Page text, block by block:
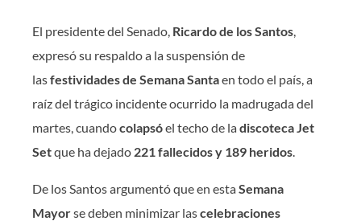
El presidente del Senado, Ricardo de los Santos,
expresó su respaldo a la suspensión de
lasfestividades de Semana Santaen todo el país, a
raíz del trágico incidente ocurrido la madrugada del
martes, cuandocolapsóel techo de ladiscoteca Jet
Setque ha dejado 221 fallecidos y 189 heridos.
De los Santos argumentó que en estaSemana
Mayorse deben minimizar lascelebraciones